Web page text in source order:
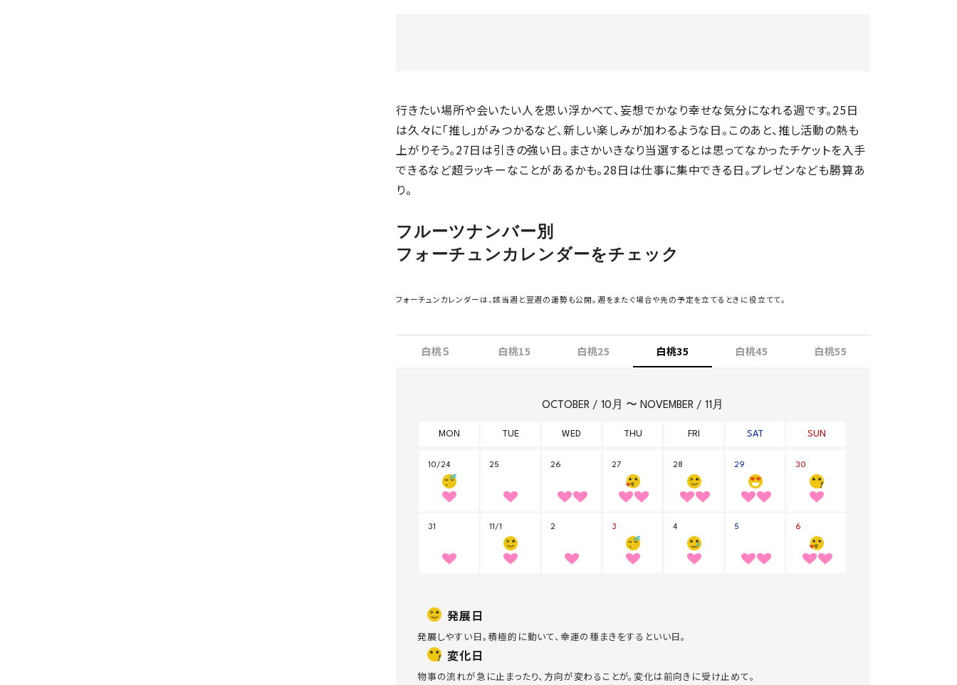
行きたい場所や会いたい人を思い浮かべて、妄想でかなり幸せな気分になれる週です。25日
は久々に「推し」がみつかるなど、新しい楽しみが加わるような日。このあと、推し活動の熱も
上がりそう。27日は引きの強い日。まさかいきなり当選するとは思ってなかったチケットを入手
できるなど超ラッキーなことがあるかも。28日は仕事に集中できる日。プレゼンなども勝算あ
り。
フルーツナンバー別
フォーチュンカレンダーをチェック
フォーチュンカレンダーは、該当週と翌週の運勢も公開。週をまたぐ場合や先の予定を立てるときに役立てて。
白桃５ 白桃15 白桃25 白桃35 白桃45 白桃55
発展日
発展しやすい日。積極的に動いて、幸運の種まきをするといい日。
変化日
物事の流れが急に止まったり、方向が変わることが。変化は前向きに受け止めて。